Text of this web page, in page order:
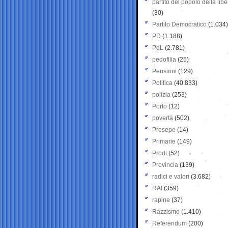
partito del popolo della
(30)
Partito Democratico (1.034)
PD (1.188)
PdL (2.781)
pedofilia (25)
Pensioni (129)
Politica (40.833)
polizia (253)
Porto (12)
povertà (502)
Presepe (14)
Primarie (149)
Prodi (52)
Provincia (139)
radici e valori (3.682)
RAI (359)
rapine (37)
Razzismo (1.410)
Referendum (200)